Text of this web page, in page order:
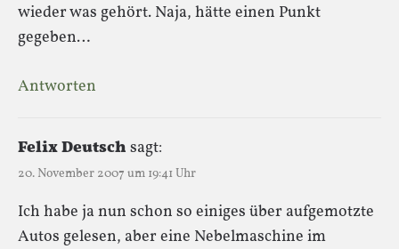
wieder was gehört. Naja, hätte einen Punkt
gegeben…
Antworten
Felix Deutsch sagt:
20. November 2007 um 19:41 Uhr
Ich habe ja nun schon so einiges über aufgemotzte
Autos gelesen, aber eine Nebelmaschine im